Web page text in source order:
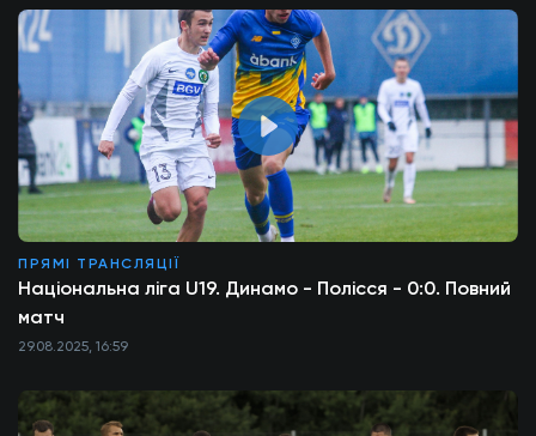
ПРЯМІ ТРАНСЛЯЦІЇ
Національна ліга U19. Динамо - Полісся - 0:0. Повний
матч
29.08.2025, 16:59